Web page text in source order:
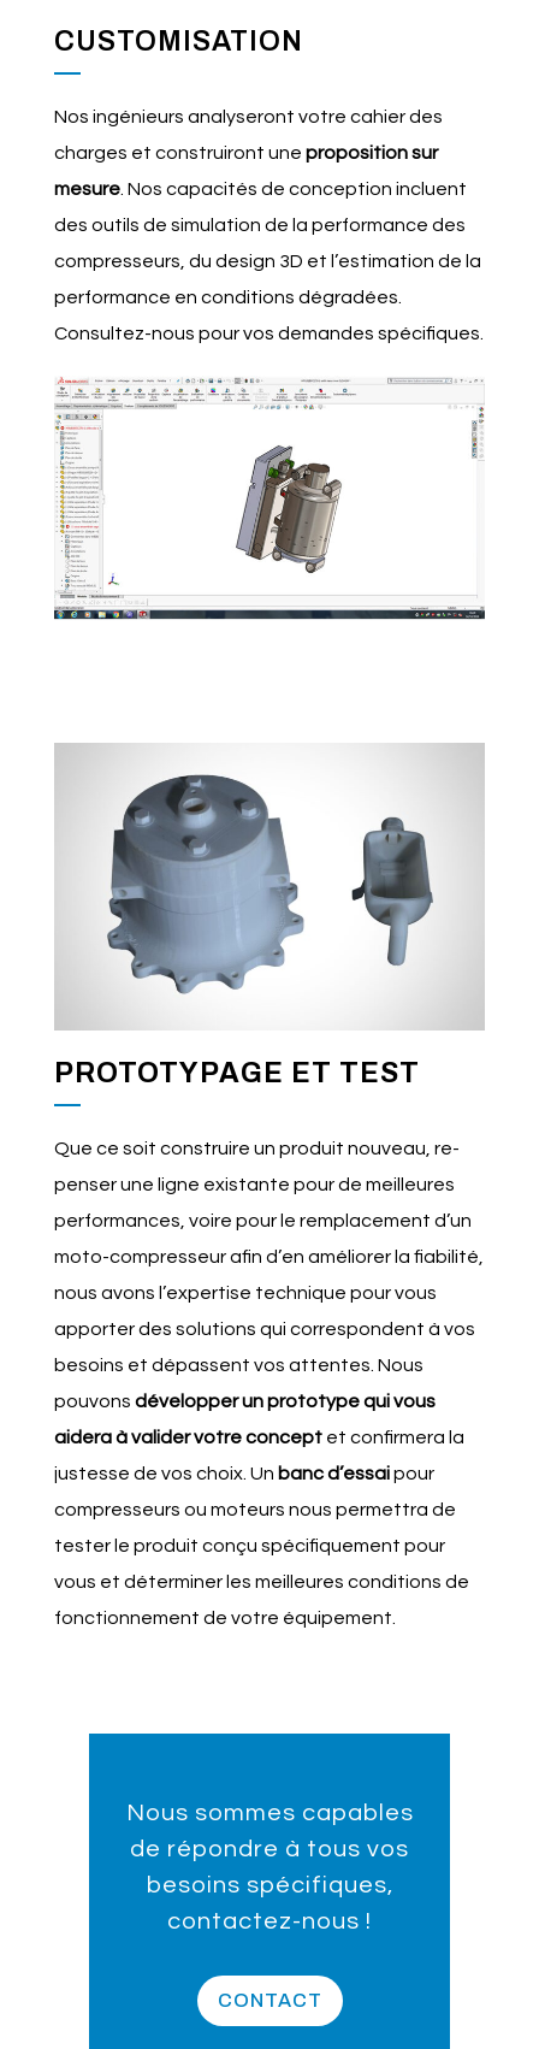
CUSTOMISATION
Nos ingénieurs analyseront votre cahier des
charges et construiront une proposition sur
mesure . Nos capacités de conception incluent
des outils de simulation de la performance des
compresseurs, du design 3D et l’estimation de la
performance en conditions dégradées.
Consultez-nous pour vos demandes spécifiques.
PROTOTYPAGE ET TEST
Que ce soit construire un produit nouveau, re-
penser une ligne existante pour de meilleures
performances, voire pour le remplacement d’un
moto-compresseur afin d’en améliorer la fiabilité,
nous avons l’expertise technique pour vous
apporter des solutions qui correspondent à vos
besoins et dépassent vos attentes. Nous
pouvons développer un prototype qui vous
aidera à valider votre concept et confirmera la
justesse de vos choix. Un banc d’essaipour
compresseurs ou moteurs nous permettra de
tester le produit conçu spécifiquement pour
vous et déterminer les meilleures conditions de
fonctionnement de votre équipement.
Nous sommes capables
de répondre à tous vos
besoins spécifiques,
contactez-nous !
CONTACT